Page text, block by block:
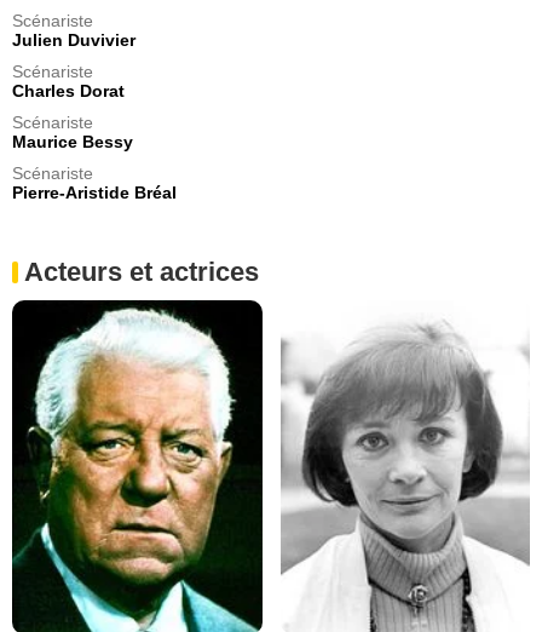
Scénariste
Julien Duvivier
Scénariste
Charles Dorat
Scénariste
Maurice Bessy
Scénariste
Pierre-Aristide Bréal
Acteurs et actrices